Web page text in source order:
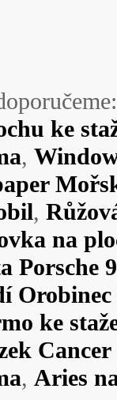
ke
,
,
na
Porsche
ke
, Aries